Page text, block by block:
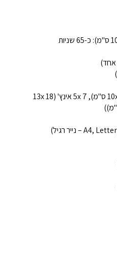
כן (A4, LTR, 4 x 6 אינץ' (10x 15 ס"מ), 5x 7 אינץ' (13x 18